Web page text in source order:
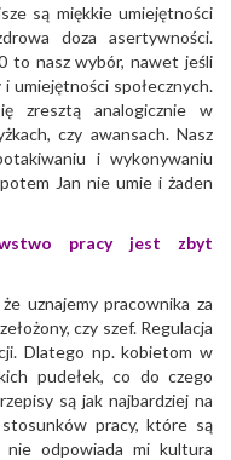
są miękkie umiejętności
doza asertywności.
to nasz wybór, nawet jeśli
umiejętności społecznych.
zresztą analogicznie w
czy awansach. Nasz
i wykonywaniu
Jan nie umie i żaden
pracy jest zbyt
uznajemy pracownika za
czy szef. Regulacja
Dlatego np. kobietom w
pudełek, co do czego
są jak najbardziej na
pracy, które są
nie odpowiada mi kultura